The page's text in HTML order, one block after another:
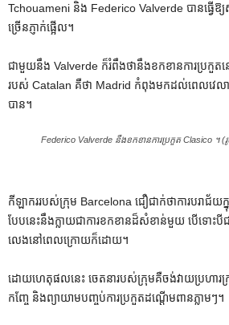
Tchouameni និង Federico Valverde បានធ្វើឱ្
ច្រើនភ្ញាក់ផ្អើល។
ជាមួយនឹង Valverde ក៏រំពឹងថានឹងខកខានការប្រកួតន
របស់ Catalan គឺថា Madrid កំពុងមកដល់ពេលវេលា
បាន។
Federico Valverde នឹងខកខានការប្រកួត Clasico ។
កីឡាកររបស់ក្រុម Barcelona ជឿជាក់ថាការបរាជ័យក្
បែបនេះនឹងក្លាយជាការខកខានដ៏សំខាន់មួយ បើទោះបី
លេងនៅពេលក្រោយក៏ដោយ។
ដោយហេតុផលនេះ ចេតនារបស់ក្រុមគឺចង់វាយប្រហារក្
កញ្ចែ និងព្យាយាមបញ្ចប់ការប្រកួតដណ្តើមពានភ្លាមៗ។